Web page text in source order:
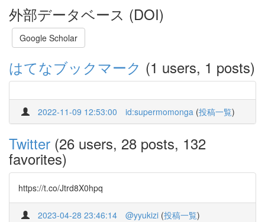
外部データベース (DOI)
Google Scholar
はてなブックマーク (1 users, 1 posts)
2022-11-09 12:53:00 id:supermomonga (投稿一覧)
Twitter (26 users, 28 posts, 132
favorites)
https://t.co/Jtrd8X0hpq
2023-04-28 23:46:14 @yyukizi (投稿一覧)